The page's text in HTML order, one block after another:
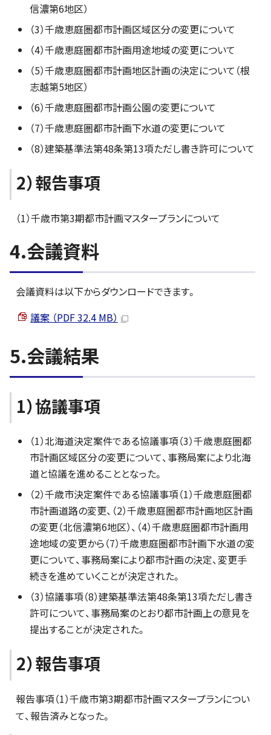
信濃第6地区）
（3）千歳恵庭圏都市計画区域区分の変更について
（4）千歳恵庭圏都市計画用途地域の変更について
（5）千歳恵庭圏都市計画地区計画の決定について（根
志越第5地区）
（6）千歳恵庭圏都市計画公園の変更について
（7）千歳恵庭圏都市計画下水道の変更について
（8）建築基準法第48条第13項ただし書き許可について
2）報告事項
（1）千歳市第3期都市計画マスタープランについて
4.会議資料
会議資料は以下からダウンロードできます。
議案 （PDF 32.4 MB）
5.会議結果
1）協議事項
（1）北海道決定案件である協議事項（3）千歳恵庭圏都
市計画区域区分の変更について、事務局案により北海
道と協議を進めることとなった。
（2）千歳市決定案件である協議事項（1）千歳恵庭圏都
市計画道路の変更、（2）千歳恵庭圏都市計画地区計画
の変更（北信濃第6地区）、（4）千歳恵庭圏都市計画用
途地域の変更から（7）千歳恵庭圏都市計画下水道の変
更について、事務局案により都市計画の決定、変更手
続きを進めていくことが決定された。
（3）協議事項（8）建築基準法第48条第13項ただし書き
許可について、事務局案のとおり都市計画上の意見を
提出することが決定された。
2）報告事項
報告事項（1）千歳市第3期都市計画マスタープランについ
て、報告済みとなった。